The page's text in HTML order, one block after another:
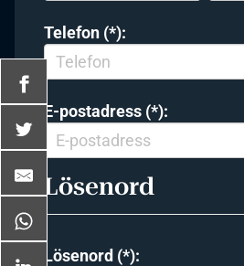
Telefon (*):
E-postadress (*):
Lösenord
Lösenord (*):